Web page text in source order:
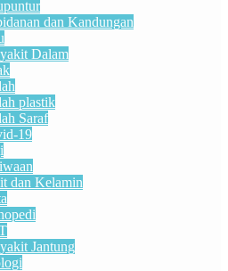
dan Kandungan
Dalam
plastik
Saraf
19
dan Kelamin
Jantung